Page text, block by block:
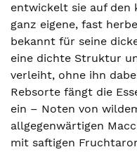
entwickelt sie auf den
ganz eigene, fast
bekannt für seine
eine dichte Struktur
verleiht, ohne ihn
Rebsorte fängt die
ein – Noten von
allgegenwärtigen
mit saftigen